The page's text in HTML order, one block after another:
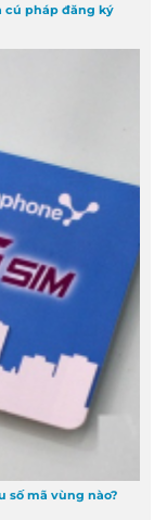
cú pháp đăng ký
số mã vùng nào?